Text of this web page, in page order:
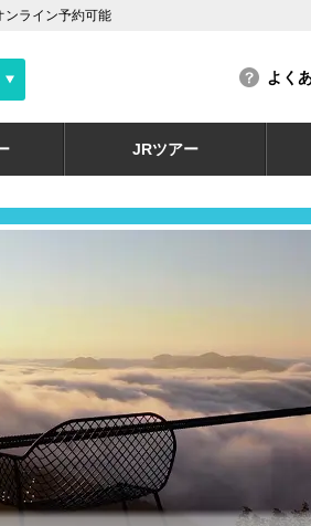
ンライン予約可能
よく
JRツアー